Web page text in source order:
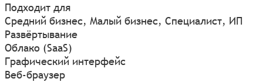
Подходит для
Средний бизнес, Малый бизнес, Специалист, ИП
Развёртывание
Облако (SaaS)
Графический интерфейс
Веб-браузер